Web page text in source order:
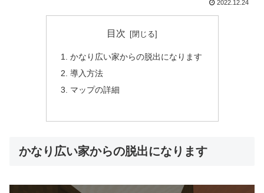
2022.12.24
目次
かなり広い家からの脱出になります
導入方法
マップの詳細
かなり広い家からの脱出になります